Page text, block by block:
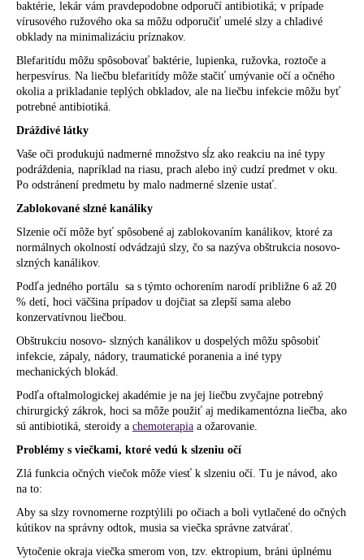
baktérie, lekár vám pravdepodobne odporučí antibiotiká; v prípade
vírusového ružového oka sa môžu odporučiť umelé slzy a chladivé
obklady na minimalizáciu príznakov.
Blefaritídu môžu spôsobovať baktérie, lupienka, ružovka, roztoče a
herpesvírus. Na liečbu blefaritídy môže stačiť umývanie očí a očného
okolia a prikladanie teplých obkladov, ale na liečbu infekcie môžu byť
potrebné antibiotiká.
Dráždivé látky
Vaše oči produkujú nadmerné množstvo sĺz ako reakciu na iné typy
podráždenia, napríklad na riasu, prach alebo iný cudzí predmet v oku.
Po odstránení predmetu by malo nadmerné slzenie ustať.
Zablokované slzné kanáliky
Slzenie očí môže byť spôsobené aj zablokovaním kanálikov, ktoré za
normálnych okolností odvádzajú slzy, čo sa nazýva obštrukcia nosovo-
slzných kanálikov.
Podľa jedného portálu sa s týmto ochorením narodí približne 6 až 20
% detí, hoci väčšina prípadov u dojčiat sa zlepší sama alebo
konzervatívnou liečbou.
Obštrukciu nosovo- slzných kanálikov u dospelých môžu spôsobiť
infekcie, zápaly, nádory, traumatické poranenia a iné typy
mechanických blokád.
Podľa oftalmologickej akadémie je na jej liečbu zvyčajne potrebný
chirurgický zákrok, hoci sa môže použiť aj medikamentózna liečba, ako
sú antibiotiká, steroidy a chemoterapia a ožarovanie.
Problémy s viečkami, ktoré vedú k slzeniu očí
Zlá funkcia očných viečok môže viesť k slzeniu očí. Tu je návod, ako
na to:
Aby sa slzy rovnomerne rozptýlili po očiach a boli vytlačené do očných
kútikov na správny odtok, musia sa viečka správne zatvárať.
Vytočenie okraja viečka smerom von, tzv. ektropium, bráni úplnému